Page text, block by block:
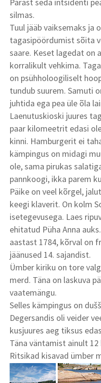
silmas.
Tuul jääb vaiksemaks ja
tagasipöördumist sõita
saare. Keset lagedat on
korralikult vehkima.
on psühholoogiliselt
tundub suurem. Samuti
juhtida ega pea üle õla
Laenutuskioski juures
paar kilomeetrit edasi
kinni. Hamburgerit ei
kämpingus on midagi
ole, sama pirukas
pannkoogi, ikka parem
Päike on veel kõrgel,
keegi klaverit. On kolm
isetegevusega. Laes
ehitatud Püha Anna
aastast 1784, kõrval on
jäänused 14. sajandist.
Ümber kiriku on tore
merd. Täna on laskuva
vaatemängu.
Selles kämpingus on
Degersandis oli veider
kusjuures aeg tiksus
Täna väntamist ainult 12
Ritsikad kisavad ümber